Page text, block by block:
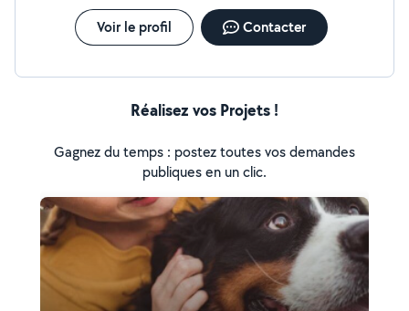
Voir le profil Contacter
Réalisez vos Projets !
Gagnez du temps : postez toutes vos demandes
publiques en un clic.